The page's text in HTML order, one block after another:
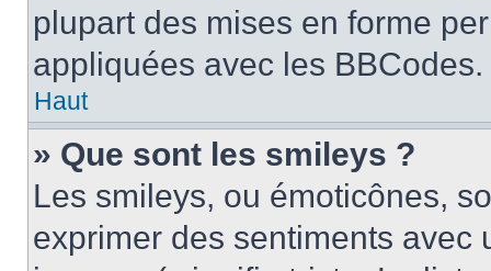
plupart des mises en forme
appliquées avec les BBCodes.
Haut
» Que sont les smileys ?
Les smileys, ou émoticônes,
exprimer des sentiments avec